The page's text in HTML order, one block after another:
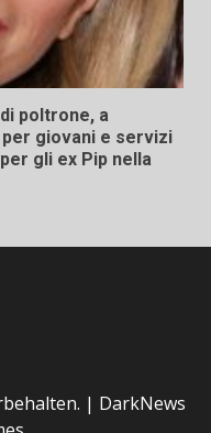
poltrone, a
giovani e servizi
gli ex Pip nella
| DarkNews